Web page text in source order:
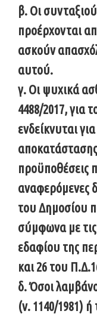
β. Οι
προέρχονται
ασκούν
αυτού.
γ. Οι ψυχικά
4488/2017, για
ενδείκνυται
προϋποθέσεις
αναφερόμενες
του Δημοσίου
σύμφωνα με
εδαφίου της
και 26 του
δ. Όσοι
(ν. 1140/1981)